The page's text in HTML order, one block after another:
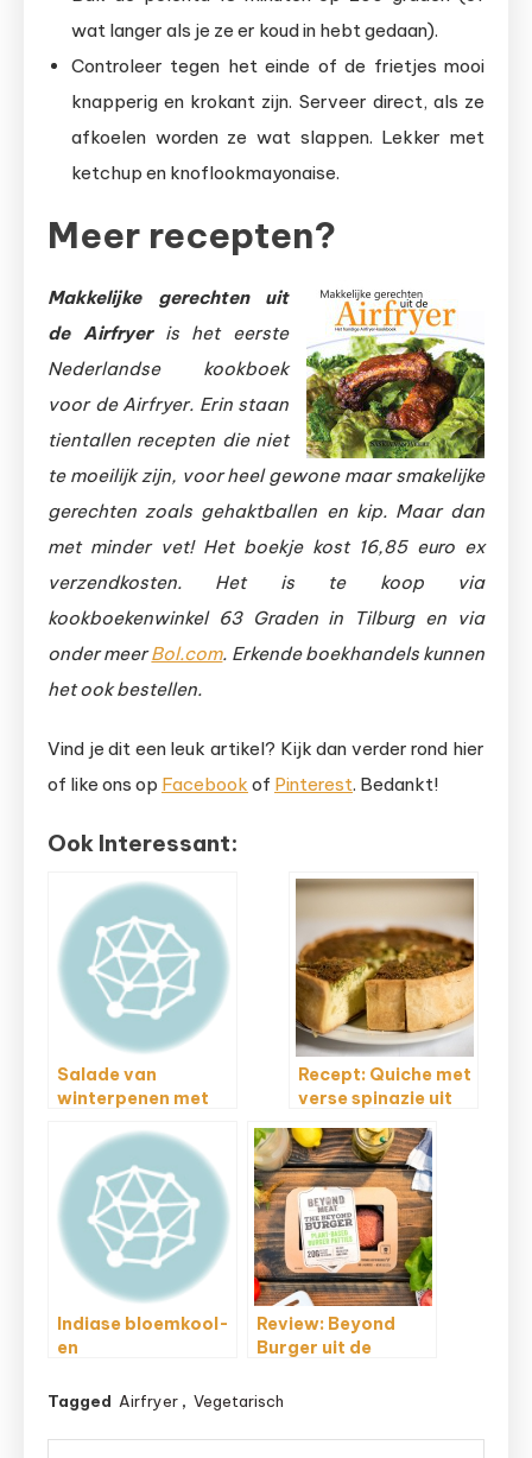
wat langer als je ze er koud in hebt gedaan).
Controleer tegen het einde of de frietjes mooi
knapperig en krokant zijn. Serveer direct, als ze
afkoelen worden ze wat slappen. Lekker met
ketchup en knoflookmayonaise.
Meer recepten?
Makkelijke gerechten uit
de Airfryeris het eerste
Nederlandse kookboek
voor de Airfryer. Erin staan
tientallen recepten die niet
te moeilijk zijn, voor heel gewone maar smakelijke
gerechten zoals gehaktballen en kip. Maar dan
met minder vet! Het boekje kost 16,85 euro ex
verzendkosten. Het is te koop via
kookboekenwinkel 63 Graden in Tilburg en via
onder meerBol.com. Erkende boekhandels kunnen
het ook bestellen.
Vind je dit een leuk artikel? Kijk dan verder rond hier
of like ons op Facebook of Pinterest. Bedankt!
Ook Interessant:
Salade van
winterpenen met
pinda’s
Recept: Quiche met
verse spinazie uit
Indiase bloemkool-
en
Review: Beyond
Burger uit de
Tagged Airfryer , Vegetarisch